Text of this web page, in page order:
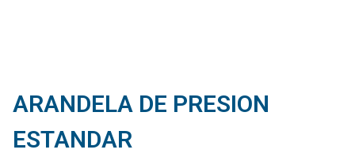
ARANDELA DE PRESION
ESTANDAR